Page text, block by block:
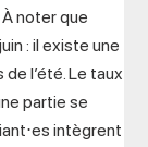
noter que
: il existe une
l’été. Le taux
partie se
intègrent